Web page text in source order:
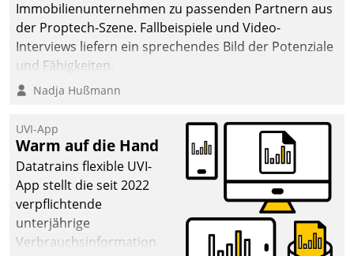
abgeben – rund um die
Uhr.
Immobilienunternehmen zu passenden Partnern aus
der Proptech-Szene. Fallbeispiele und Video-
Interviews liefern ein sprechendes Bild der Potenziale
und Fähigkeiten.
Nadja Hußmann
UVI-App
Warm auf die Hand
Datatrains flexible UVI-
App stellt die seit 2022
verpflichtende
unterjährige
Verbrauchsinformation